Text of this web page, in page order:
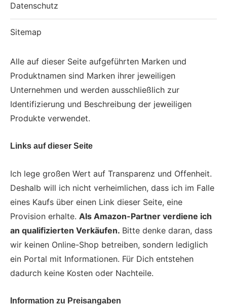
Datenschutz
Sitemap
Alle auf dieser Seite aufgeführten Marken und
Produktnamen sind Marken ihrer jeweiligen
Unternehmen und werden ausschließlich zur
Identifizierung und Beschreibung der jeweiligen
Produkte verwendet.
Links auf dieser Seite
Ich lege großen Wert auf Transparenz und Offenheit.
Deshalb will ich nicht verheimlichen, dass ich im Falle
eines Kaufs über einen Link dieser Seite, eine
Provision erhalte. Als Amazon-Partner verdiene ich
an qualifizierten Verkäufen. Bitte denke daran, dass
wir keinen Online-Shop betreiben, sondern lediglich
ein Portal mit Informationen. Für Dich entstehen
dadurch keine Kosten oder Nachteile.
Information zu Preisangaben